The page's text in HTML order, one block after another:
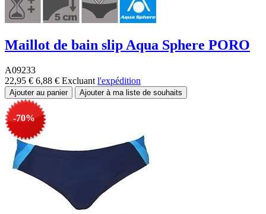
Maillot de bain slip Aqua Sphere PORO
A09233
22,95 € 6,88 € Excluant l'expédition
-70%